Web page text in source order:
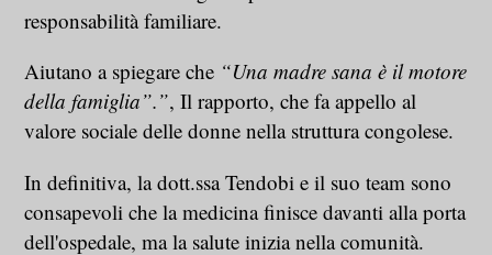
responsabilità familiare.
Aiutano a spiegare che “Una madre sana è il motore
della famiglia”.”, Il rapporto, che fa appello al
valore sociale delle donne nella struttura congolese.
In definitiva, la dott.ssa Tendobi e il suo team sono
consapevoli che la medicina finisce davanti alla porta
dell'ospedale, ma la salute inizia nella comunità.